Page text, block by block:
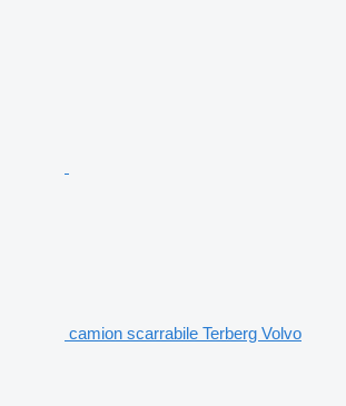
camion scarrabile Terberg Volvo